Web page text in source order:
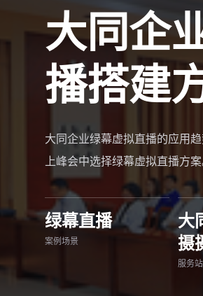
大同企
播搭建
大同企业绿幕虚拟直播的应用
上峰会中选择绿幕虚拟直播方案
绿幕直播
案例场景
大
摄
服务